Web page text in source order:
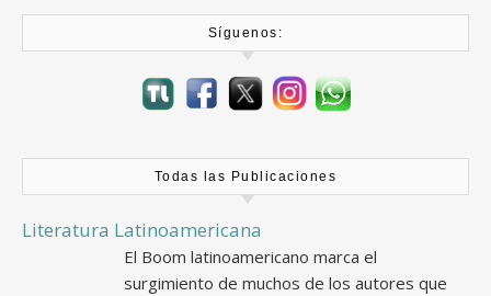
Síguenos:
Todas las Publicaciones
Literatura Latinoamericana
El Boom latinoamericano marca el
surgimiento de muchos de los autores que